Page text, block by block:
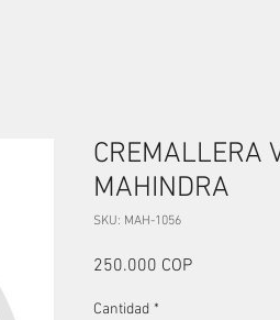
CREMALLERA
MAHINDRA
SKU: MAH-1056
250.000 COPPrecio
Cantidad *